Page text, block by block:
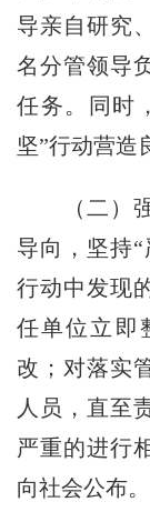
导亲自研究
名分管领导
任务。同时
坚”行动营造
（二）强
导向，坚持
行动中发现
任单位立即
改；对落实
人员，直至
严重的进行
向社会公布。